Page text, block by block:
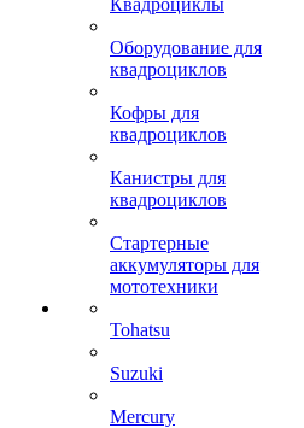
Квадроциклы
Оборудование для
квадроциклов
Кофры для
квадроциклов
Канистры для
квадроциклов
Стартерные
аккумуляторы для
мототехники
Tohatsu
Suzuki
Mercury